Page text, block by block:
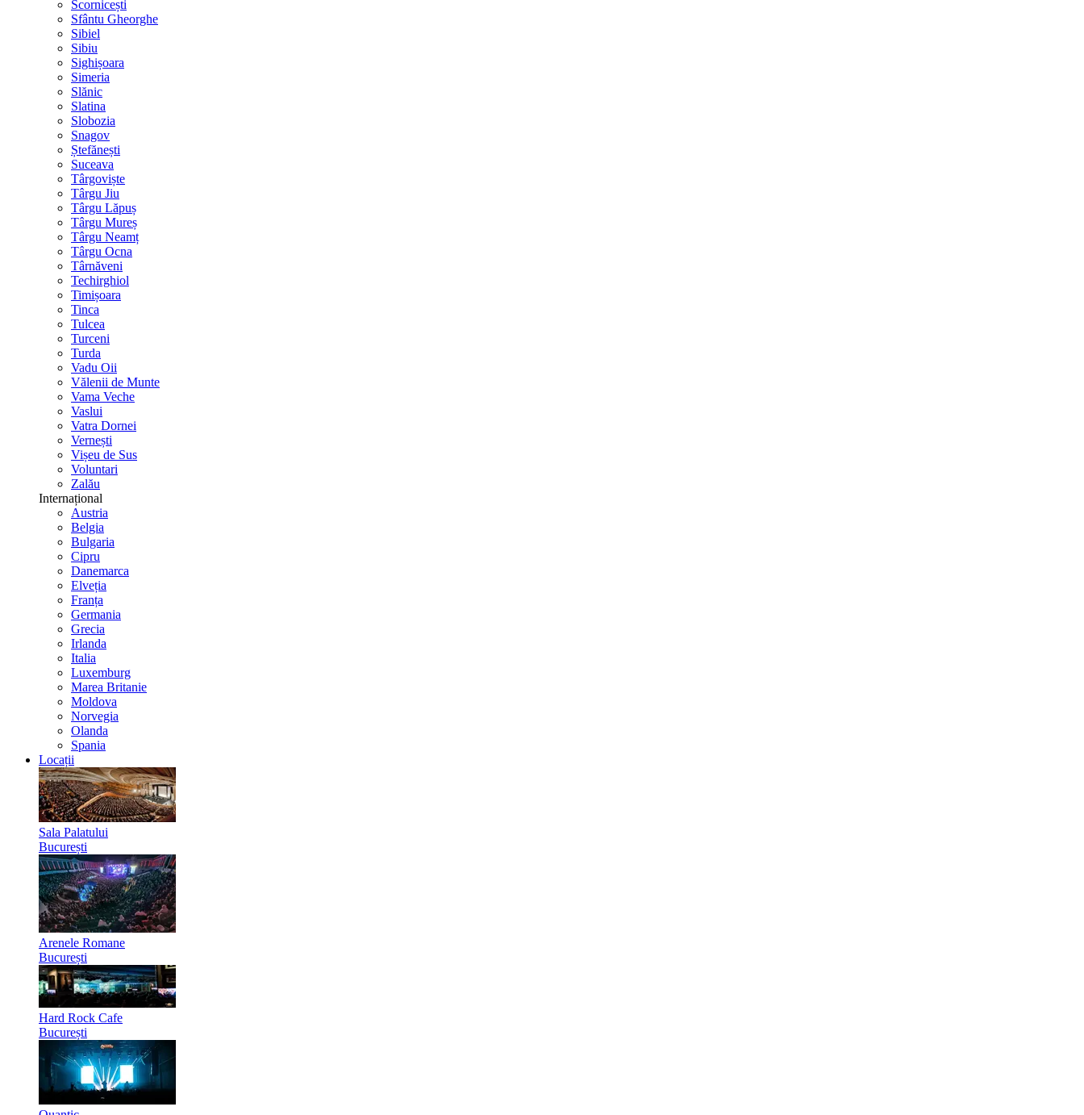
Scornicești
Sfântu Gheorghe
Sibiel
Sibiu
Sighișoara
Simeria
Slănic
Slatina
Slobozia
Snagov
Ștefănești
Suceava
Târgoviște
Târgu Jiu
Târgu Lăpuș
Târgu Mureș
Târgu Neamț
Târgu Ocna
Târnăveni
Techirghiol
Timișoara
Tinca
Tulcea
Turceni
Turda
Vadu Oii
Vălenii de Munte
Vama Veche
Vaslui
Vatra Dornei
Vernești
Vișeu de Sus
Voluntari
Zalău
Internațional
Austria
Belgia
Bulgaria
Cipru
Danemarca
Elveția
Franța
Germania
Grecia
Irlanda
Italia
Luxemburg
Marea Britanie
Moldova
Norvegia
Olanda
Spania
Locații
Sala Palatului
București
Arenele Romane
București
Hard Rock Cafe
București